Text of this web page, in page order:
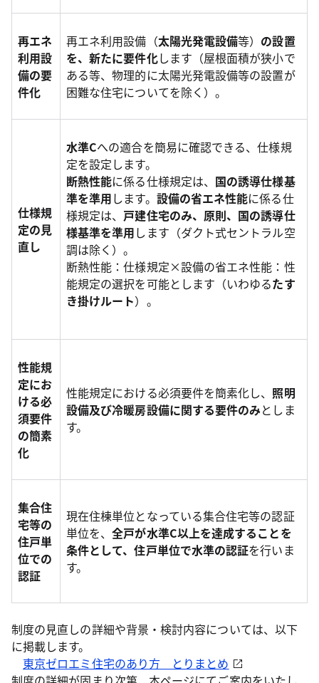
再エネ
利用設
備の要
件化
再エネ利用設備（太陽光発電設備等） の設置
を、新たに要件化します（屋根面積が狭小で
ある等、物理的に太陽光発電設備等の設置が
困難な住宅についてを除く）。
仕様規
定の見
直し
水準Cへの適合を簡易に確認できる、仕様規
定を設定します。
断熱性能に係る仕様規定は、 国の誘導仕様基
準を準用します。 設備の省エネ性能に係る仕
様規定は、 戸建住宅のみ、原則、国の誘導仕
様基準を準用します（ダクト式セントラル空
調は除く）。
断熱性能：仕様規定×設備の省エネ性能：性
能規定の選択を可能とします（いわゆるたす
き掛けルート）。
性能規
定にお
ける必
須要件
の簡素
化
性能規定における必須要件を簡素化し、 照明
設備及び冷暖房設備に関する要件のみとしま
す。
集合住
宅等の
住戸単
位での
認証
現在住棟単位となっている集合住宅等の認証
単位を、全戸が水準C以上を達成することを
条件として、住戸単位で水準の認証を行いま
す。
制度の見直しの詳細や背景・検討内容については、以下
に掲載します。
東京ゼロエミ住宅のあり方 とりまとめ